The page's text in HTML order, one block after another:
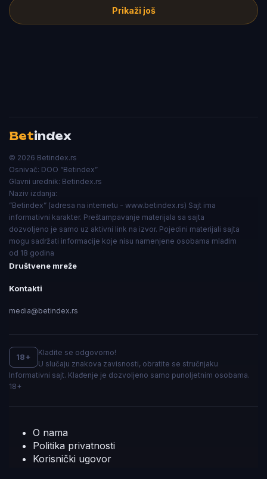
Prikaži još
Betindex
© 2026 Betindex.rs
Osnivač: DOO “Betindex”
Glavni urednik: Betindex.rs
Naziv izdanja:
”Betindex” (adresa na internetu - www.betindex.rs) Sajt ima
informativni karakter. Preštampavanje materijala sa sajta
dozvoljeno je samo uz aktivni link na izvor. Pojedini materijali sajta
mogu sadržati informacije koje nisu namenjene osobama mlađim
od 18 godina
Društvene mreže
Kontakti
media@betindex.rs
18+
Kladite se odgovorno!
U slučaju znakova zavisnosti, obratite se stručnjaku
Informativni sajt. Klađenje je dozvoljeno samo punoljetnim osobama.
18+
O nama
Politika privatnosti
Korisnički ugovor